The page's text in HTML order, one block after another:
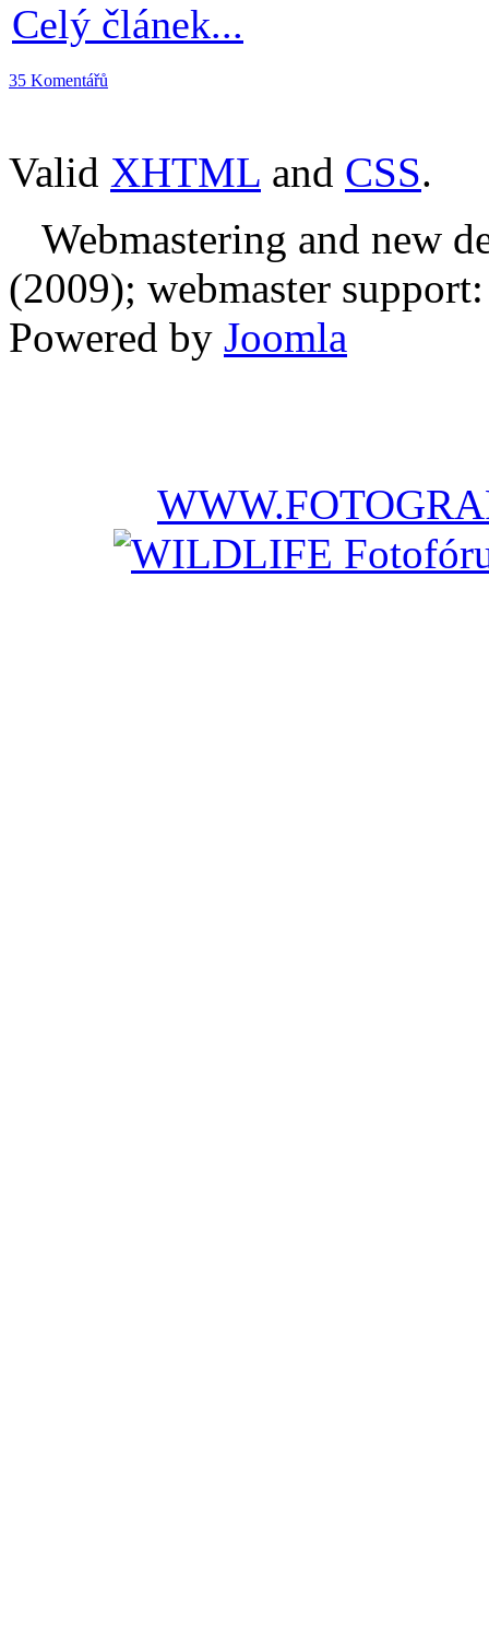
Celý článek...
35 Komentářů
Valid XHTML and CSS.
Webmastering and new
(2009); webmaster
Powered by Joomla